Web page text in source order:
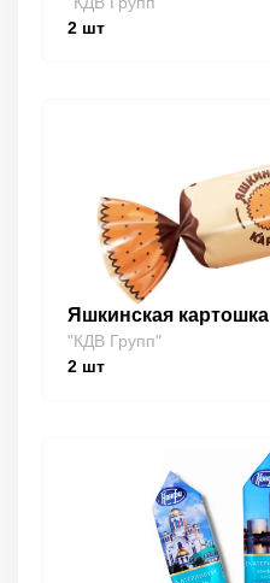
2 шт
Яшкинская картошка
"КДВ Групп"
2 шт